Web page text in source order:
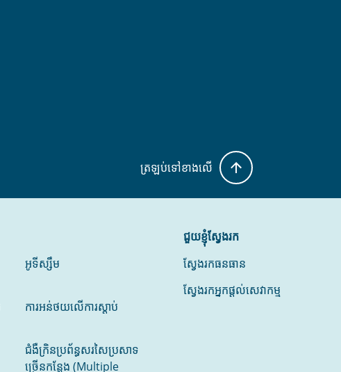
ត្រឡប់ទៅខាងលើ
អូទីស្សឹម
ការអន់ថយលើការស្តាប់
ជំងឺក្រិនប្រព័ន្ធសរសៃប្រសាទ
ច្រើនកន្លែង (Multiple
ជួយខ្ញុំស្វែងរក
ស្វែងរកធនធាន
ស្វែងរកអ្នកផ្តល់សេវាកម្ម